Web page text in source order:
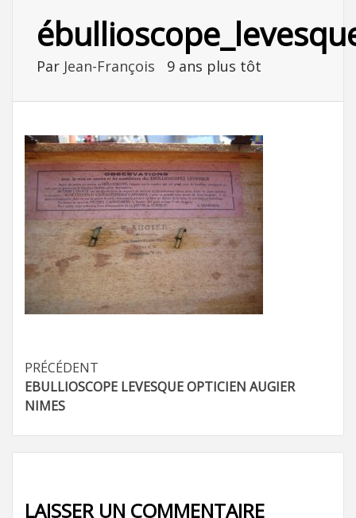
Par Jean-François 9 ans plus tôt
Navigation
d’article
PRÉCÉDENT
EBULLIOSCOPE LEVESQUE OPTICIEN AUGIER
NIMES
LAISSER UN COMMENTAIRE